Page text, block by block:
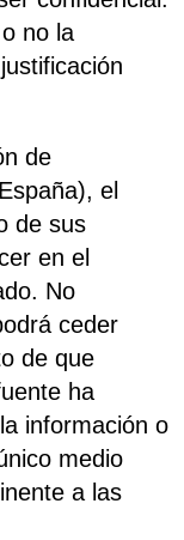
no la
de
el
de sus
en el
No
ceder
de que
ha
información o
medio
a las